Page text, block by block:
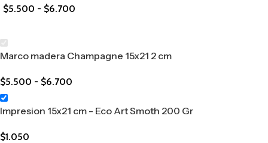
$5.500 - $6.700
Marco madera Champagne 15x21 2 cm
$5.500 - $6.700
Impresion 15x21 cm - Eco Art Smoth 200 Gr
$1.050